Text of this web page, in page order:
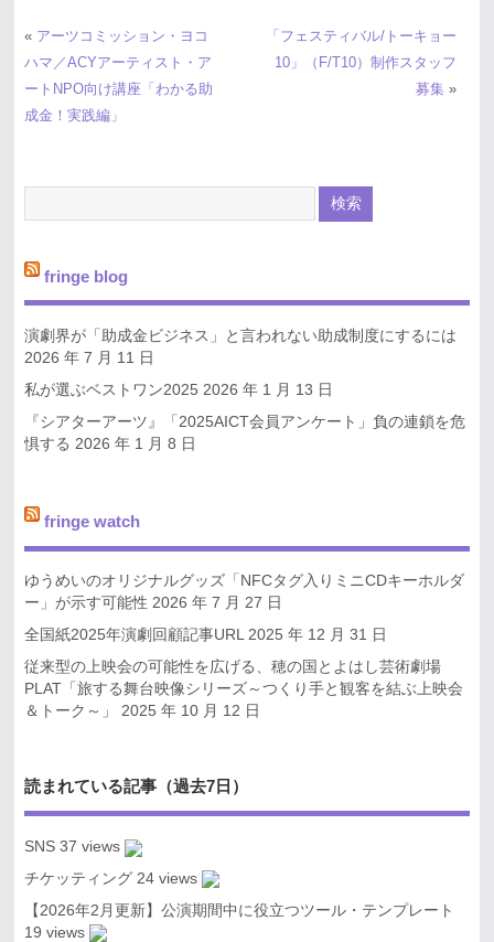
« アーツコミッション・ヨコ
ハマ／ACYアーティスト・ア
ートNPO向け講座「わかる助
成金！実践編」
「フェスティバル/トーキョー
10」（F/T10）制作スタッフ
募集 »
fringe blog
演劇界が「助成金ビジネス」と言われない助成制度にするには
2026 年 7 月 11 日
私が選ぶベストワン2025 2026 年 1 月 13 日
『シアターアーツ』「2025AICT会員アンケート」負の連鎖を危
惧する 2026 年 1 月 8 日
fringe watch
ゆうめいのオリジナルグッズ「NFCタグ入りミニCDキーホルダ
ー」が示す可能性 2026 年 7 月 27 日
全国紙2025年演劇回顧記事URL 2025 年 12 月 31 日
従来型の上映会の可能性を広げる、穂の国とよはし芸術劇場
PLAT「旅する舞台映像シリーズ～つくり手と観客を結ぶ上映会
＆トーク～」
2025 年 10 月 12 日
読まれている記事（過去7日）
SNS 37 views
チケッティング 24 views
【2026年2月更新】公演期間中に役立つツール・テンプレート
19 views